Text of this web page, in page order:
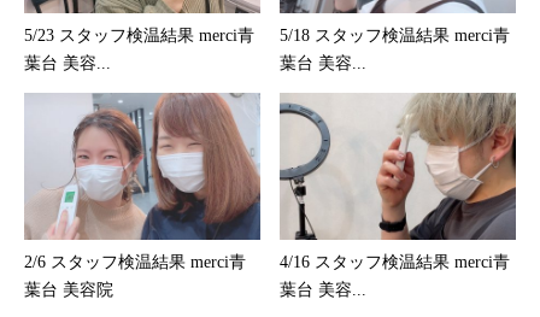
5/23 スタッフ検温結果 merci青
葉台 美容...
5/18 スタッフ検温結果 merci青
葉台 美容...
2/6 スタッフ検温結果 merci青
葉台 美容院
4/16 スタッフ検温結果 merci青
葉台 美容...